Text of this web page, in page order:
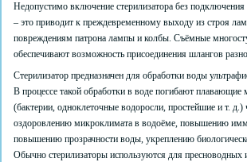
Недопустимо включение стерилизатора без
– это приводит к преждевременному выходу из строя
повреждениям патрона лампы и колбы. Съёмные
обеспечивают возможность присоединения шлангов
Стерилизатор предназначен для обработки воды
В процессе такой обработки в воде погибают
(бактерии, одноклеточные водоросли, простейшие и т. д.)
оздоровлению микроклимата в водоёме, повышению
повышению прозрачности воды, укреплению
Обычно стерилизаторы используются для пресноводных